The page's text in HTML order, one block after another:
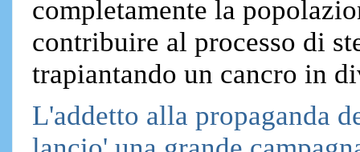
completamente la
contribuire al processo di
trapiantando un cancro in
L'addetto alla propaganda